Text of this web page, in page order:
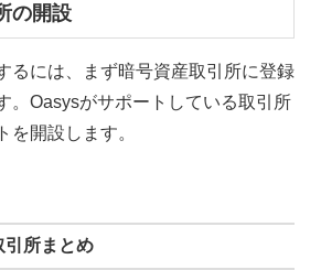
の開設
るには、まず暗号資産取引所に登録
。Oasysがサポートしている取引所
を開設します。
引所まとめ